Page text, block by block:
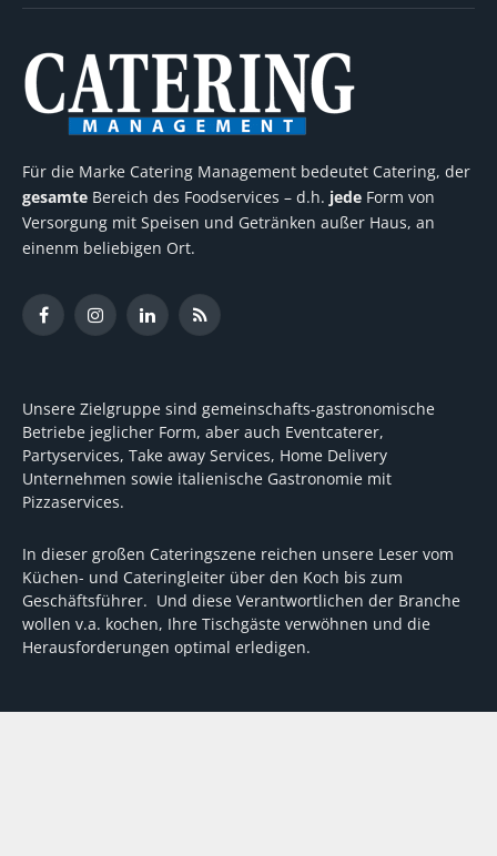
Für die Marke Catering Management bedeutet Catering, der
gesamte Bereich des Foodservices – d.h. jede Form von
Versorgung mit Speisen und Getränken außer Haus, an
einenm beliebigen Ort.
FacebookInstagramLinkedInRSS
Unsere Zielgruppe sind gemeinschafts-gastronomische
Betriebe jeglicher Form, aber auch Eventcaterer,
Partyservices, Take away Services, Home Delivery
Unternehmen sowie italienische Gastronomie mit
Pizzaservices.
In dieser großen Cateringszene reichen unsere Leser vom
Küchen- und Cateringleiter über den Koch bis zum
Geschäftsführer. Und diese Verantwortlichen der Branche
wollen v.a. kochen, Ihre Tischgäste verwöhnen und die
Herausforderungen optimal erledigen.